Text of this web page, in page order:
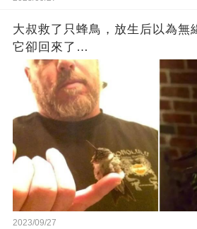
大叔救了只蜂鳥，放生后以為無
它卻回來了…
2023/09/27